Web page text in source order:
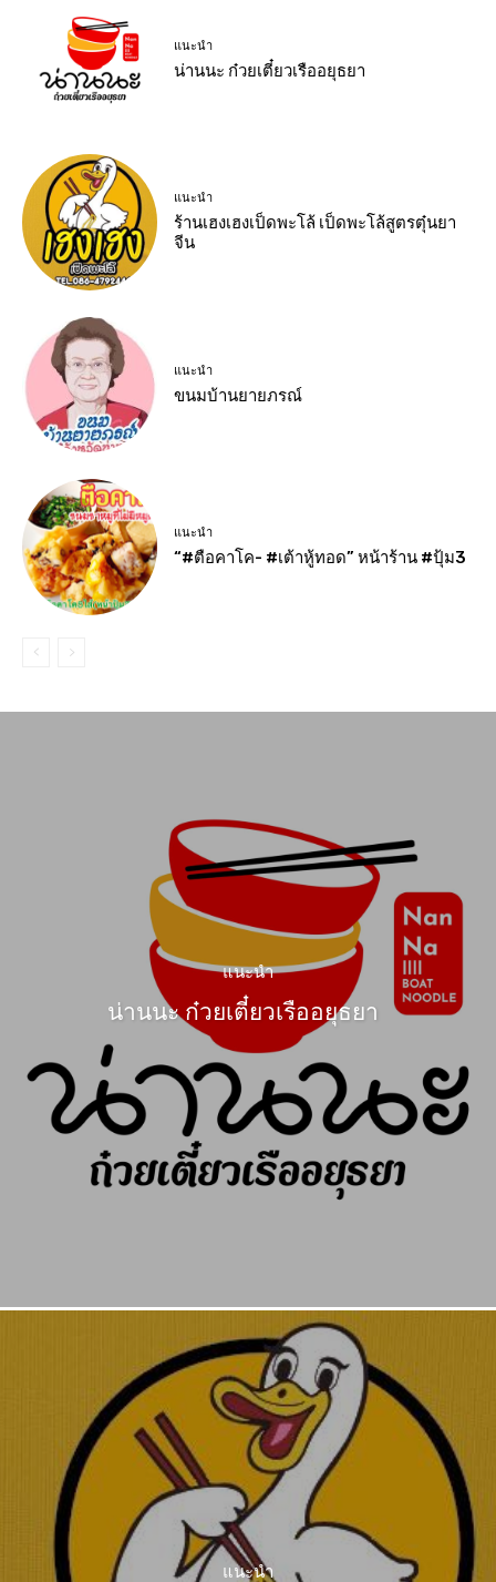
แนะนำ
น่านนะ ก๋วยเตี๋ยวเรืออยุธยา
แนะนำ
ร้านเฮงเฮงเป็ดพะโล้ เป็ดพะโล้สูตรตุ๋นยา
จีน
แนะนำ
ขนมบ้านยายภรณ์
แนะนำ
“#ตือคาโค- #เต้าหู้ทอด” หน้าร้าน #ปุ้ม3
แนะนำ
น่านนะ ก๋วยเตี๋ยวเรืออยุธยา
แนะนำ